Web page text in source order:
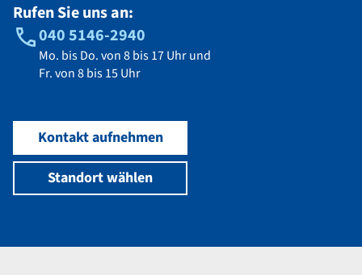
Rufen Sie uns an:
040 5146-2940
Mo. bis Do. von 8 bis 17 Uhr und
Fr. von 8 bis 15 Uhr
Kontakt aufnehmen
Standort wählen